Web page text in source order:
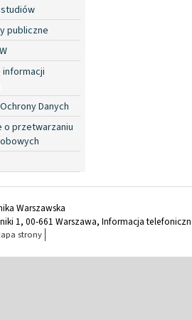
publiczne
informacji
Danych
o przetwarzaniu
Warszawska
1, 00-661 Warszawa, Informacja
strony